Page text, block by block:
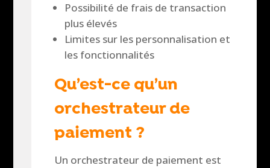
Possibilité de frais de transaction
plus élevés
Limites sur les personnalisation et
les fonctionnalités
Qu’est-ce qu’un
orchestrateur de
paiement ?
Un orchestrateur de paiement est